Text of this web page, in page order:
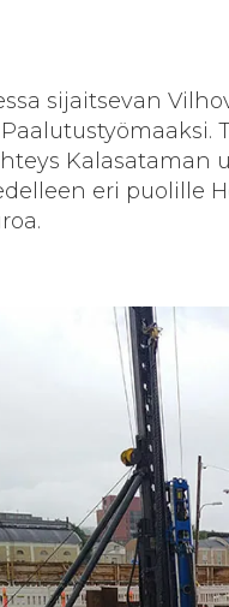
sijaitsevan
Kalasataman
eri puolille